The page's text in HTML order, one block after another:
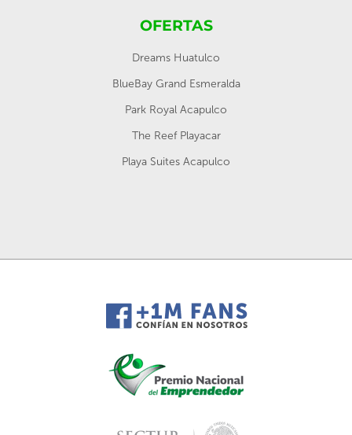
OFERTAS
Dreams Huatulco
BlueBay Grand Esmeralda
Park Royal Acapulco
The Reef Playacar
Playa Suites Acapulco